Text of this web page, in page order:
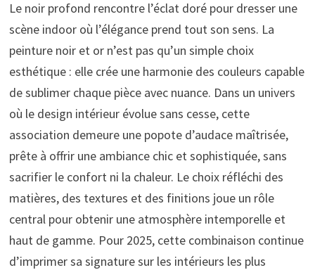
Le noir profond rencontre l’éclat doré pour dresser une
scène indoor où l’élégance prend tout son sens. La
peinture noir et or n’est pas qu’un simple choix
esthétique : elle crée une harmonie des couleurs capable
de sublimer chaque pièce avec nuance. Dans un univers
où le design intérieur évolue sans cesse, cette
association demeure une popote d’audace maîtrisée,
prête à offrir une ambiance chic et sophistiquée, sans
sacrifier le confort ni la chaleur. Le choix réfléchi des
matières, des textures et des finitions joue un rôle
central pour obtenir une atmosphère intemporelle et
haut de gamme. Pour 2025, cette combinaison continue
d’imprimer sa signature sur les intérieurs les plus